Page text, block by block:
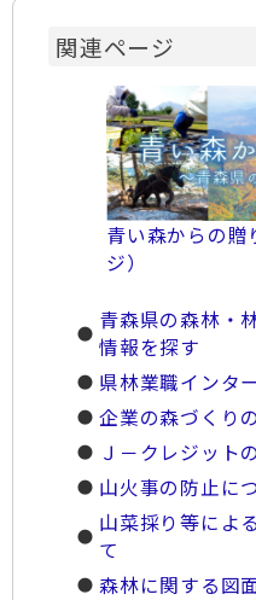
関連ページ
青い森からの贈
ジ）
青森県の森林・
情報を探す
県林業職インタ
企業の森づくり
Ｊ－クレジット
山火事の防止に
山菜採り等によ
て
森林に関する図